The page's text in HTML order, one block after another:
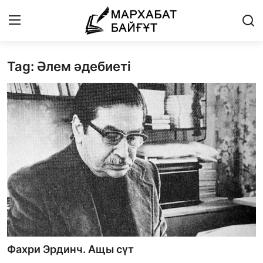
Басты бет
Байланыс
Мархабат Байғұт 80 жас
Бір ауыз сөз
Әдебиет
Бейнебаян
Әлем әдебиеті
Tag: Әлем әдебиеті
Фахри Эрдинч. Ащы сүт